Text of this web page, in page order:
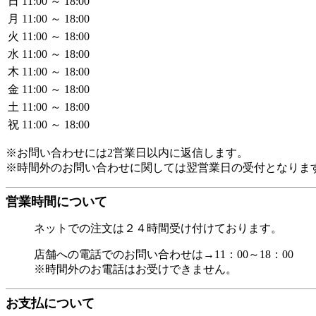
月 11:00 ～ 18:00
火 11:00 ～ 18:00
水 11:00 ～ 18:00
木 11:00 ～ 18:00
金 11:00 ～ 18:00
土 11:00 ～ 18:00
祝 11:00 ～ 18:00
※お問い合わせには2営業日以内に返信します。
※時間外のお問い合わせに関しては翌営業日の受付となりま
営業時間について
ネットでの注文は２４時間受け付けております。
店舗への電話でのお問い合わせは→11：00～18：00
※時間外のお電話はお受けできません。
お支払について